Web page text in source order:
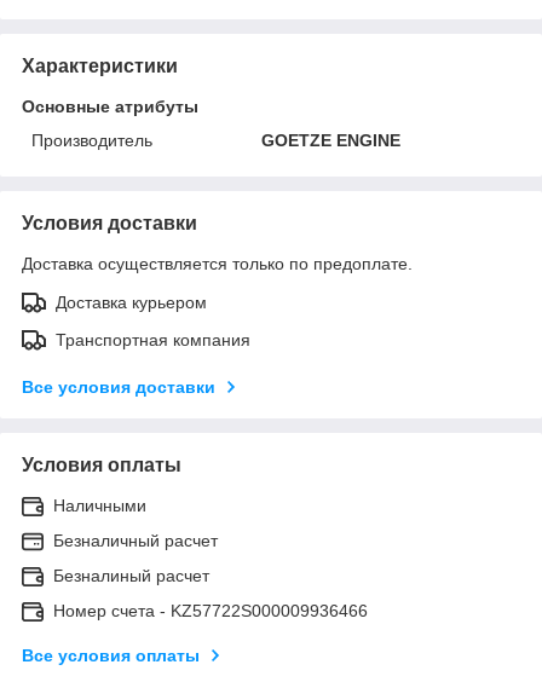
Характеристики
Основные атрибуты
Производитель
GOETZE ENGINE
Условия доставки
Доставка осуществляется только по предоплате.
Доставка курьером
Транспортная компания
Все условия доставки
Условия оплаты
Наличными
Безналичный расчет
Безналиный расчет
Номер счета - KZ57722S000009936466
Все условия оплаты